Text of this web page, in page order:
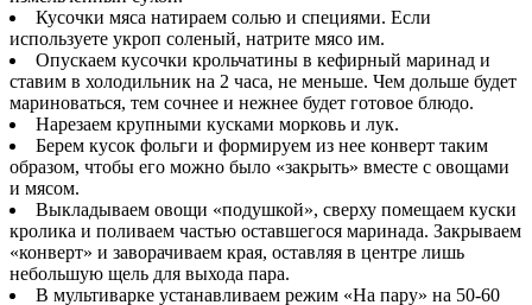
Кусочки мяса натираем солью и специями. Если
используете укроп соленый, натрите мясо им.
Опускаем кусочки крольчатины в кефирный маринад и
ставим в холодильник на 2 часа, не меньше. Чем дольше будет
мариноваться, тем сочнее и нежнее будет готовое блюдо.
Нарезаем крупными кусками морковь и лук.
Берем кусок фольги и формируем из нее конверт таким
образом, чтобы его можно было «закрыть» вместе с овощами
и мясом.
Выкладываем овощи «подушкой», сверху помещаем куски
кролика и поливаем частью оставшегося маринада. Закрываем
«конверт» и заворачиваем края, оставляя в центре лишь
небольшую щель для выхода пара.
В мультиварке устанавливаем режим «На пару» на 50-60